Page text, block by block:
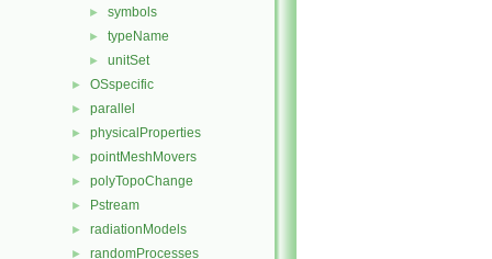
► symbols
► typeName
► unitSet
► OSspecific
► parallel
► physicalProperties
► pointMeshMovers
► polyTopoChange
► Pstream
► radiationModels
► randomProcesses